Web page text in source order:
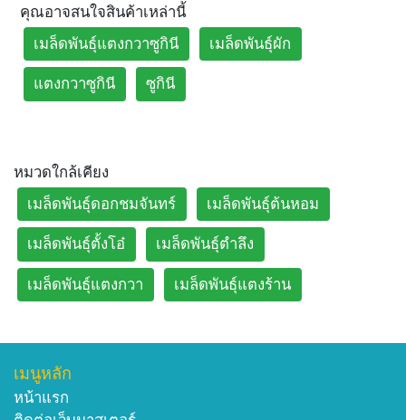
คุณอาจสนใจสินค้าเหล่านี้
เมล็ดพันธุ์แตงกวาซูกินี
เมล็ดพันธุ์ผัก
แตงกวาซูกินี ซูกินี
หมวดใกล้เคียง
เมล็ดพันธุ์ดอกชมจันทร์
เมล็ดพันธุ์ต้นหอม
เมล็ดพันธุ์ตั้งโอ๋ เมล็ดพันธุ์ตำลึง
เมล็ดพันธุ์แตงกวา เมล็ดพันธุ์แตงร้าน
เมนูหลัก
หน้าแรก